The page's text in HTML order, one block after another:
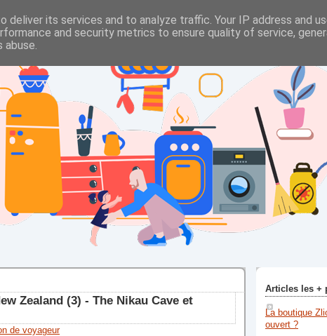
Zealand (3) - The Nikau Cave et
de voyageur
Articles les +
La boutique
ouvert ?
deliver its services and to analyze traffic. Your IP address and
and security metrics to ensure quality of service,